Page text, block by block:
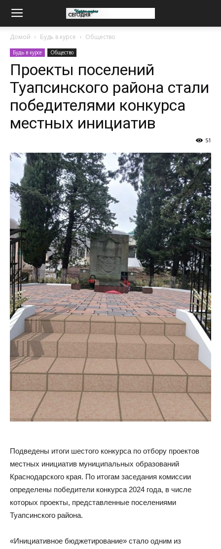
Домой Будь в курсе Общество
Будь в курсе Общество
Проекты поселений
Туапсинского района стали
победителями конкурса
местных инициатив
51
Подведены итоги шестого конкурса по отбору проектов
местных инициатив муниципальных образований
Краснодарского края. По итогам заседания комиссии
определены победители конкурса 2024 года, в числе
которых проекты, представленные поселениями
Туапсинского района.
«Инициативное бюджетирование» стало одним из